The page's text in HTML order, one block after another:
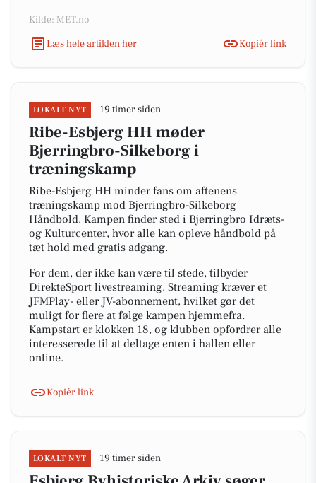
Kilde: MET.no
Læs hele artiklen her
Kopiér link
LOKALT NYT 19 timer siden
Ribe-Esbjerg HH møder
Bjerringbro-Silkeborg i
træningskamp
Ribe-Esbjerg HH minder fans om aftenens
træningskamp mod Bjerringbro-Silkeborg
Håndbold. Kampen finder sted i Bjerringbro Idræts-
og Kulturcenter, hvor alle kan opleve håndbold på
tæt hold med gratis adgang.
For dem, der ikke kan være til stede, tilbyder
DirekteSport livestreaming. Streaming kræver et
JFMPlay- eller JV-abonnement, hvilket gør det
muligt for flere at følge kampen hjemmefra.
Kampstart er klokken 18, og klubben opfordrer alle
interesserede til at deltage enten i hallen eller
online.
Kopiér link
LOKALT NYT 19 timer siden